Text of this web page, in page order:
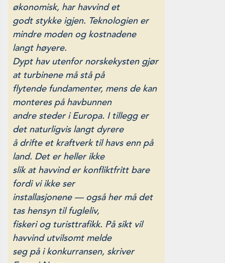
økono­misk, har havvind et
godt stykke igjen. Teknologien er
mindre moden og kostnadene
langt høyere.
Dypt hav utenfor norskekysten gjør
at turbinene må stå på
flytende fundamenter, mens de kan
monteres på havbunnen
andre steder i Europa. I tillegg er
det naturligvis langt dyrere
å drifte et kraftverk til havs enn på
land. Det er heller ikke
slik at havvind er konfliktfritt bare
fordi vi ikke ser
installasjonene — også her må det
tas hensyn til fugleliv,
fiskeri og turisttrafikk. På sikt vil
havvind utvilsomt melde
seg på i konkurransen, skriver